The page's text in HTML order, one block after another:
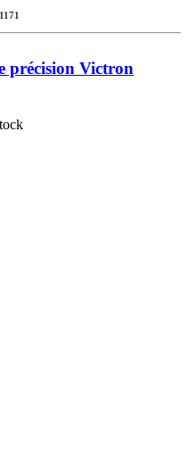
précision Victron